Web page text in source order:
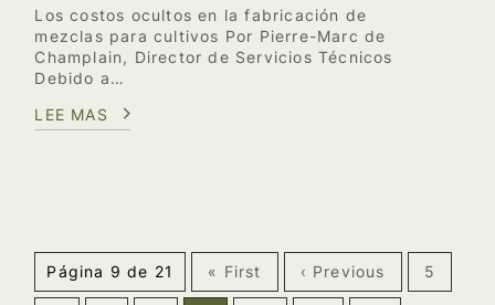
Los costos ocultos en la fabricación de
mezclas para cultivos Por Pierre-Marc de
Champlain, Director de Servicios Técnicos
Debido a…
LEE MAS
Página 9 de 21 « First ‹ Previous 5